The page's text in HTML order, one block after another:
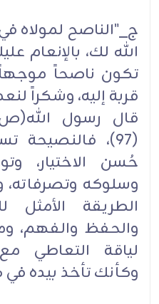
ج_"الناصح لمولاه
الله لك، بالإنعام
تكون ناصحاً موجهاً
قربة إليه، وشكراً
قال رسول
(97)، فالنصيحة
حُسن الاختيار،
وسلوكه وتصرفاته،
الطريقة الأمثل
والحفظ والفهم،
لياقة التعاطي
وكأنك تأخذ بيده